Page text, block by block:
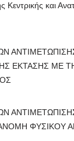
και
ΕΚΤΑΣΗΣ ΜΕ
ΦΥΣΙΚΟΥ